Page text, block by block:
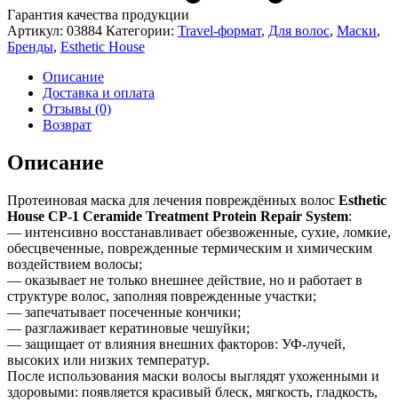
Гарантия качества продукции
Артикул: 03884 Категории: Travel-формат, Для волос, Маски,
Бренды, Esthetic House
Описание
Доставка и оплата
Отзывы (0)
Возврат
Описание
Протеиновая маска для лечения повреждённых волос Esthetic
House CP-1 Ceramide Treatment Protein Repair System:
— интенсивно восстанавливает обезвоженные, сухие, ломкие,
обесцвеченные, поврежденные термическим и химическим
воздействием волосы;
— оказывает не только внешнее действие, но и работает в
структуре волос, заполняя поврежденные участки;
— запечатывает посеченные кончики;
— разглаживает кератиновые чешуйки;
— защищает от влияния внешних факторов: УФ-лучей,
высоких или низких температур.
После использования маски волосы выглядят ухоженными и
здоровыми: появляется красивый блеск, мягкость, гладкость,